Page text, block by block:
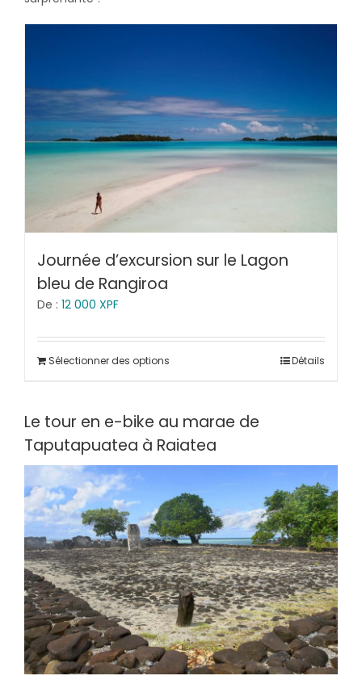
Journée d’excursion sur le Lagon
bleu de Rangiroa
De : 12 000 XPF
Sélectionner des options Détails
Le tour en e-bike au marae de
Taputapuatea à Raiatea